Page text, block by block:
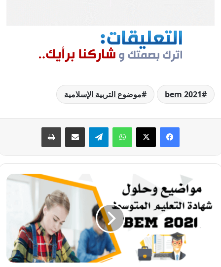
bem 2021 موضوع التربية الإسلامية
فيسبوك
‫X واتسابتيلقراممشاركة عبر البريد طباعة
موضوع
التاريخ
والجغرافيا
شهادة